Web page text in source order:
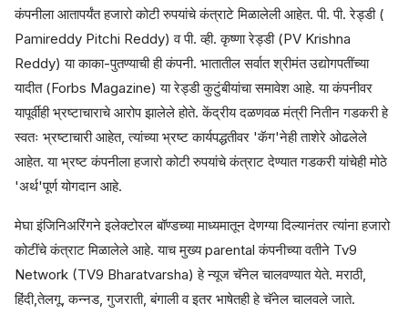
कंपनीला आतापर्यंत हजारो कोटी रुपयांचे कंत्राटे मिळालेली आहेत. पी. पी. रेड्डी (
Pamireddy Pitchi Reddy) व पी. व्ही. कृष्णा रेड्डी (PV Krishna
Reddy) या काका-पुतण्याची ही कंपनी. भातातील सर्वात श्रीमंत उद्योगपतींच्या
यादीत (Forbs Magazine) या रेड्डी कुटुंबीयांचा समावेश आहे. या कंपनीवर
यापूर्वीही भ्रष्टाचाराचे आरोप झालेले होते. केंद्रीय दळणवळ मंत्री नितीन गडकरी हे
स्वतः भ्रष्टाचारी आहेत, त्यांच्या भ्रष्ट कार्यपद्धतीवर 'कॅग'नेही ताशेरे ओढलेले
आहेत. या भ्रष्ट कंपनीला हजारो कोटी रुपयांचे कंत्राट देण्यात गडकरी यांचेही मोठे
'अर्थ'पूर्ण योगदान आहे.
मेघा इंजिनिअरिंगने इलेक्टोरल बॉण्डच्या माध्यमातून देणग्या दिल्यानंतर त्यांना हजारो
कोटींचे कंत्राट मिळालेले आहे. याच मुख्य parental कंपनीच्या वतीने Tv9
Network (TV9 Bharatvarsha) हे न्यूज चॅनेल चालवण्यात येते. मराठी,
हिंदी,तेलगू, कन्नड, गुजराती, बंगाली व इतर भाषेतही हे चॅनेल चालवले जाते.